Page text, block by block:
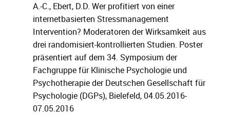
A.-C., Ebert, D.D. Wer profitiert von einer
internetbasierten Stressmanagement
Intervention? Moderatoren der Wirksamkeit aus
drei randomisiert-kontrollierten Studien. Poster
präsentiert auf dem 34. Symposium der
Fachgruppe für Klinische Psychologie und
Psychotherapie der Deutschen Gesellschaft für
Psychologie (DGPs), Bielefeld, 04.05.2016-
07.05.2016